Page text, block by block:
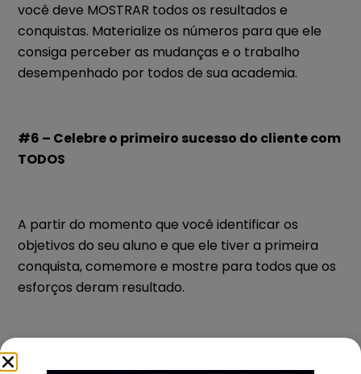
você deve MOSTRAR todos os resultados e
conquistas. Materialize os números para que ele
consiga perceber as mudanças e o trabalho
desempenhado por todos de sua academia.
#6 – Celebre o primeiro sucesso do cliente com
TODOS
A partir do momento que você identificar os
objetivos do seu aluno e que ele tiver a primeira
conquista, comemore e mostre para todos que os
esforços deram resultado.